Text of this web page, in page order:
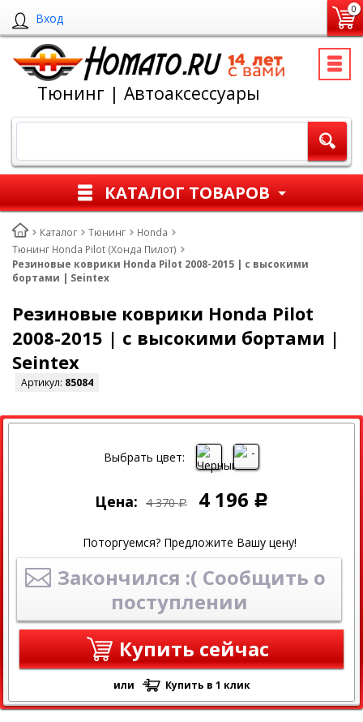
Вход
0
Тюнинг | Автоаксессуары
КАТАЛОГ ТОВАРОВ
Каталог Тюнинг
Honda
Тюнинг Honda Pilot (Хонда Пилот)
Резиновые коврики Honda Pilot 2008-2015 | с высокими
бортами | Seintex
Резиновые коврики Honda Pilot
2008-2015 | с высокими бортами |
Seintex
Артикул: 85084
СКИДКА
Выбрать цвет:
Цена: 4 370 Р 4 196 Р
Поторгуемся? Предложите Вашу цену!
Закончился :( Сообщить о
поступлении
Купить сейчас
или Купить в 1 клик